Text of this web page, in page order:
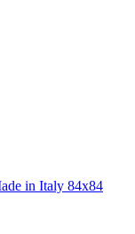
in Italy 84x84